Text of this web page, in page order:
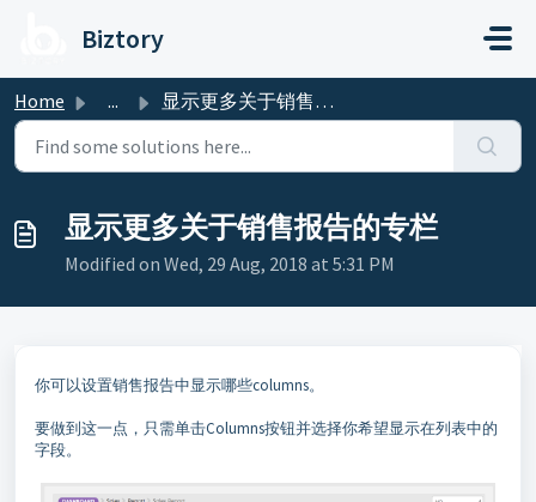
Biztory
Home ... 显示更多关于销售报告的专栏
显示更多关于销售报告的专栏
Modified on Wed, 29 Aug, 2018 at 5:31 PM
你可以设置销售报告中显示哪些columns。
要做到这一点，只需单击Columns按钮并选择你希望显示在列表中的
字段。